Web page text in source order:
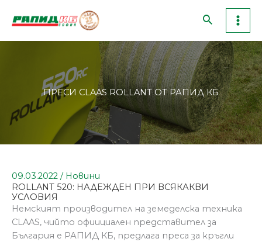
ПРЕСИ CLAAS ROLLANT ОТ РАПИД КБ
09.03.2022 / Новини
ROLLANT 520: НАДЕЖДЕН ПРИ ВСЯКАКВИ
УСЛОВИЯ
Немският производител на земеделска техника
CLAAS, чийто офиициален представител за
България е РАПИД КБ, предлага преса за кръгли